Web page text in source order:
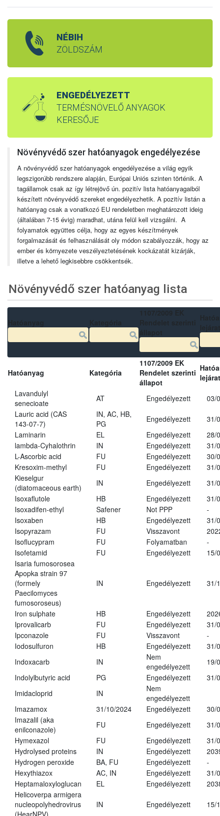
NÉBIH
ZÖLDSZÁM
ENGEDÉLYEZETT
TERMÉSNÖVELŐ ANYAGOK
KERESŐJE
Növényvédő szer hatóanyagok engedélyezése
A növényvédő szer hatóanyagok engedélyezése a világ egyik
legszigorúbb rendszere alapján, Európai Uniós szinten történik. A
tagállamok csak az így létrejövő ún. pozitív lista hatóanyagaiból
készített növényvédő szereket engedélyezhetik. A pozitív listán a
hatóanyag csak a vonatkozó EU rendeletben meghatározott ideig
(általában 7-15 évig) maradhat, utána felül kell vizsgálni. A
folyamatok együttes célja, hogy az egyes készítmények
forgalmazását és felhasználását oly módon szabályozzák, hogy az
ember és környezete veszélyeztetésének kockázatát kizárják,
illetve a lehető legkisebbre csökkentsék.
Növényvédő szer hatóanyag lista
Hatóanyag Kategória
1107/2009 EK
Rendelet szerinti
állapot
Lavandulyl
senecioate
AT Engedélyezett
03/
Lauric acid (CAS
143-07-7)
IN, AC, HB,
PG
Engedélyezett
31/
Laminarin
EL Engedélyezett
28/
lambda-Cyhalothrin
IN Engedélyezett
31/
L-Ascorbic acid
FU Engedélyezett
30/
Kresoxim-methyl
FU Engedélyezett
31/
Kieselgur
(diatomaceous earth)
IN Engedélyezett
31/
Isoxaflutole
HB Engedélyezett
31/
Isoxadifen-ethyl
Safener Not PPP
-
Isoxaben
HB Engedélyezett
31/
Isopyrazam
FU Visszavont
Isoflucypram
FU Folyamatban
-
Isofetamid
FU Engedélyezett
15/
Isaria fumosorosea
Apopka strain 97
(formely
Paecilomyces
fumosoroseus)
IN Engedélyezett 31/
Iron sulphate HB Engedélyezett
Iprovalicarb
FU Engedélyezett
31/
Ipconazole
FU Visszavont
-
Iodosulfuron
HB Engedélyezett
31/
Indoxacarb
IN
Nem
engedélyezett
19/
Indolylbutyric acid
PG Engedélyezett
31/
Imidacloprid
IN
Nem
engedélyezett
Imazamox
31/10/2024 Engedélyezett
30/
Imazalil (aka
enilconazole)
FU Engedélyezett
31/
Hymexazol
FU Engedélyezett
31/
Hydrolysed proteins
IN Engedélyezett
Hydrogen peroxide
BA, FU Engedélyezett
-
Hexythiazox
AC, IN Engedélyezett
31/
Heptamaloxyloglucan
EL Engedélyezett
Helicoverpa armigera
nucleopolyhedrovirus
IN Engedélyezett 15/